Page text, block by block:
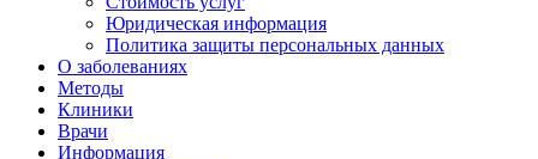
Юридическая информация
Политика защиты персональных данных
О заболеваниях
Методы
Клиники
Врачи
Информация